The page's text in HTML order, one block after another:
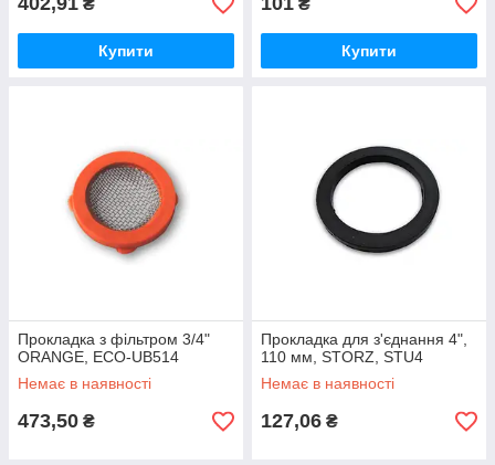
₴
Купити
₴
Купити
Прокладка з фільтром 3/4"
ORANGE, ECO-UB514
Немає в наявності
473,50 ₴
Прокладка для з'єднання 4",
110 мм, STORZ, STU4
Немає в наявності
127,06 ₴